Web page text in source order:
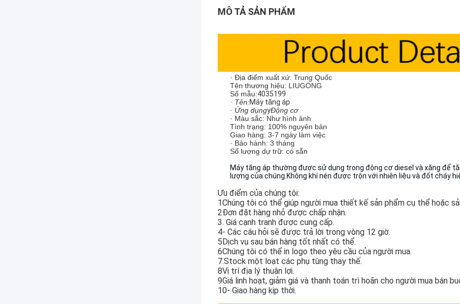
MÔ TẢ SẢN PHẨM
· Địa điểm xuất xứ: Trung Quốc
Tên thương hiệu: LIUGONG
Số mẫu:4035199
· Tên:Máy tăng áp
· Ứng dụngyĐộng cơ
· Màu sắc: Như hình ảnh
Tình trạng: 100% nguyên bản
Giao hàng: 3-7 ngày làm việc
· Bảo hành: 3 tháng
Số lượng dự trữ: có sẵn
Máy tăng áp thường được sử dụng trong động cơ diesel và xăng để
lượng của chúng.Không khí nén được trộn với nhiên liệu và đốt cháy
Ưu điểm của chúng tôi:
1Chúng tôi có thể giúp người mua thiết kế sản phẩm cụ thể hoặc
2Đơn đặt hàng nhỏ được chấp nhận.
3. Giá cạnh tranh được cung cấp.
4- Các câu hỏi sẽ được trả lời trong vòng 12 giờ.
5Dịch vụ sau bán hàng tốt nhất có thể.
6Chúng tôi có thể in logo theo yêu cầu của người mua.
7.Stock một loạt các phụ tùng thay thế.
8Vị trí địa lý thuận lợi.
9Giá linh hoạt, giảm giá và thanh toán trì hoãn cho người mua bán
10- Giao hàng kịp thời.